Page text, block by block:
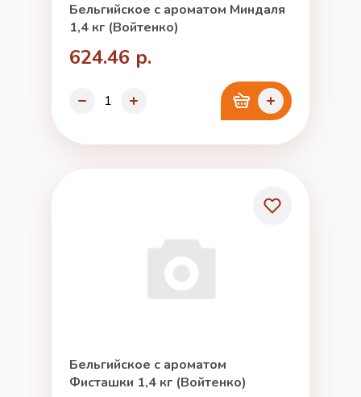
Бельгийское с ароматом Миндаля
1,4 кг (Войтенко)
624.46 р.
Бельгийское с ароматом
Фисташки 1,4 кг (Войтенко)